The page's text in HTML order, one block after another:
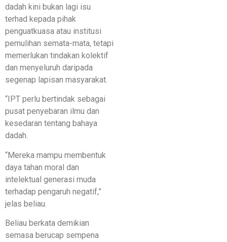
dadah kini bukan lagi isu
terhad kepada pihak
penguatkuasa atau institusi
pemulihan semata-mata, tetapi
memerlukan tindakan kolektif
dan menyeluruh daripada
segenap lapisan masyarakat.
“IPT perlu bertindak sebagai
pusat penyebaran ilmu dan
kesedaran tentang bahaya
dadah.
“Mereka mampu membentuk
daya tahan moral dan
intelektual generasi muda
terhadap pengaruh negatif,”
jelas beliau.
Beliau berkata demikian
semasa berucap sempena